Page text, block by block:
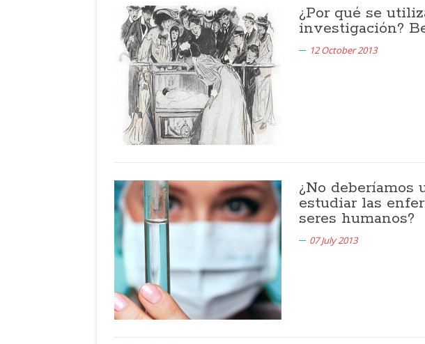
¿Por qué se
investigación?
12 October 2013
¿No deberíamos
estudiar las
seres humanos?
07 July 2013